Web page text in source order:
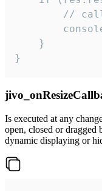
//
    }
}
Is executed at any
open, closed or dragged
dynamic displaying or